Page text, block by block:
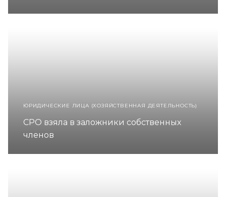
ЮРИДИЧЕСКИЕ ЛИЦА (ХОЗЯЙСТВЕННАЯ ДЕЯТЕЛЬНОСТЬ)
СРО взяла в заложники собственных
членов